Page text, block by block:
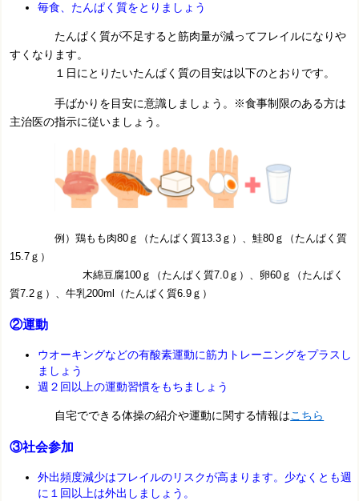
毎食、たんぱく質をとりましょう
たんぱく質が不足すると筋肉量が減ってフレイルになりや
すくなります。
１日にとりたいたんぱく質の目安は以下のとおりです。
手ばかりを目安に意識しましょう。
※食事制限のある方は
主治医の指示に従いましょう。
例）鶏もも肉80ｇ（たんぱく質13.3ｇ）、鮭80ｇ（たんぱく質
15.7ｇ）
木綿豆腐100ｇ（たんぱく質7.0ｇ）、卵60ｇ（たんぱく
質7.2ｇ）、牛乳200ml（たんぱく質6.9ｇ）
②運動
ウオーキングなどの有酸素運動に筋力トレーニングをプラスし
ましょう
週２回以上の運動習慣をもちましょう
自宅でできる体操の紹介や運動に関する情報はこちら
③社会参加
外出頻度減少はフレイルのリスクが高まります。少なくとも週
に１回以上は外出しましょう。